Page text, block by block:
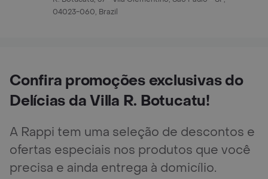
04023-060, Brazil
Confira promoções exclusivas do
Delícias da Villa R. Botucatu!
A Rappi tem uma seleção de descontos e
ofertas especiais nos produtos que você
precisa e ainda entrega à domicílio.